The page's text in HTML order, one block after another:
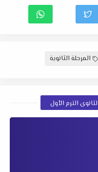
المرحلة الثانوية
الترم الأول